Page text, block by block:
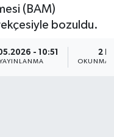
(BAM)
bozuldu.
- 10:51 2
OKUNMA